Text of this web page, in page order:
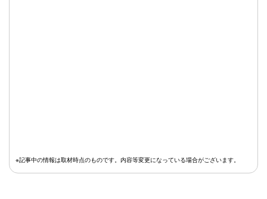
※記事中の情報は取材時点のものです。内容等変更になっている場合がございます。